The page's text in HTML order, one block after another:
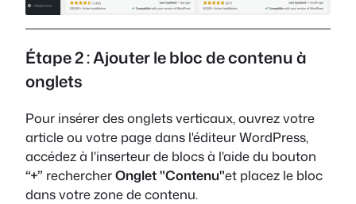
Étape 2 : Ajouter le bloc de contenu à
onglets
Pour insérer des onglets verticaux, ouvrez votre
article ou votre page dans l'éditeur WordPress,
accédez à l'inserteur de blocs à l'aide du bouton
“+” rechercherOnglet "Contenu"et placez le bloc
dans votre zone de contenu.